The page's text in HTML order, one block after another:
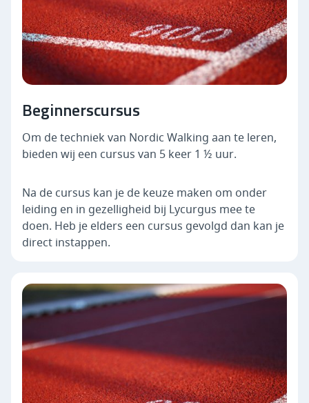
Beginnerscursus
Om de techniek van Nordic Walking aan te leren,
bieden wij een cursus van 5 keer 1 ½ uur.
Na de cursus kan je de keuze maken om onder
leiding en in gezelligheid bij Lycurgus mee te
doen. Heb je elders een cursus gevolgd dan kan je
direct instappen.